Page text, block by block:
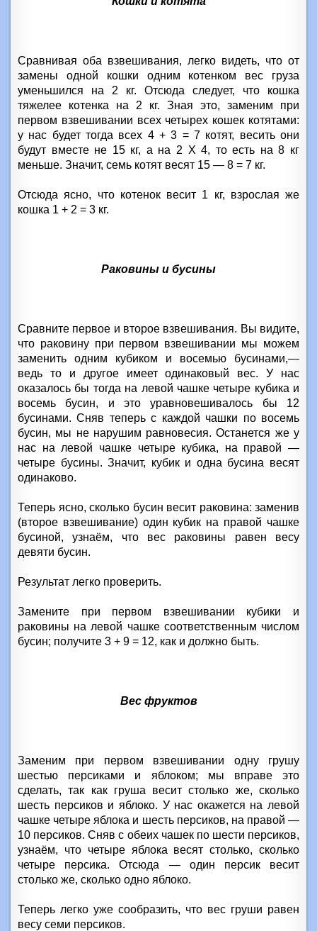
Сравнивая оба взвешивания, легко видеть, что от
замены одной кошки одним котенком вес груза
уменьшился на 2 кг. Отсюда следует, что кошка
тяжелее котенка на 2 кг. Зная это, заменим при
первом взвешивании всех четырех кошек котятами:
у нас будет тогда всех 4 + 3 = 7 котят, весить они
будут вместе не 15 кг, а на 2 X 4, то есть на 8 кг
меньше. Значит, семь котят весят 15 — 8 = 7 кг.
Отсюда ясно, что котенок весит 1 кг, взрослая же
кошка 1 + 2 = 3 кг.
Раковины и бусины
Сравните первое и второе взвешивания. Вы видите,
что раковину при первом взвешивании мы можем
заменить одним кубиком и восемью бусинами,—
ведь то и другое имеет одинаковый вес. У нас
оказалось бы тогда на левой чашке четыре кубика и
восемь бусин, и это уравновешивалось бы 12
бусинами. Сняв теперь с каждой чашки по восемь
бусин, мы не нарушим равновесия. Останется же у
нас на левой чашке четыре кубика, на правой —
четыре бусины. Значит, кубик и одна бусина весят
одинаково.
Теперь ясно, сколько бусин весит раковина: заменив
(второе взвешивание) один кубик на правой чашке
бусиной, узнаём, что вес раковины равен весу
девяти бусин.
Результат легко проверить.
Замените при первом взвешивании кубики и
раковины на левой чашке соответственным числом
бусин; получите 3 + 9 = 12, как и должно быть.
Вес фруктов
Заменим при первом взвешивании одну грушу
шестью персиками и яблоком; мы вправе это
сделать, так как груша весит столько же, сколько
шесть персиков и яблоко. У нас окажется на левой
чашке четыре яблока и шесть персиков, на правой —
10 персиков. Сняв с обеих чашек по шести персиков,
узнаём, что четыре яблока весят столько, сколько
четыре персика. Отсюда — один персик весит
столько же, сколько одно яблоко.
Теперь легко уже сообразить, что вес груши равен
весу семи персиков.